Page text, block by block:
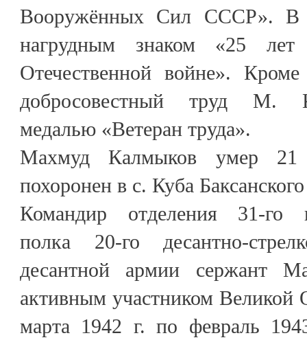
Вооружённых Сил СССР». В
нагрудным знаком «25
Отечественной войне».
добросовестный труд М.
медалью «Ветеран труда».
Махмуд Калмыков умер 21
похоронен в с. Куба
Командир отделения 31-го
полка 20-го десантно-
десантной армии сержант
активным участником Великой
марта 1942 г. по февраль